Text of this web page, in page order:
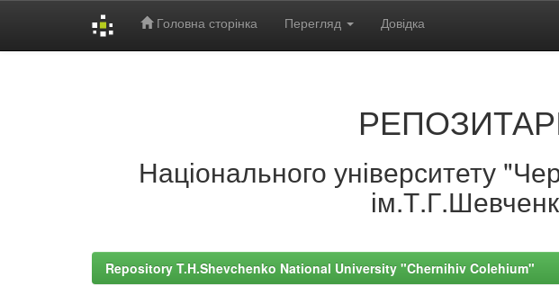
Головна сторінка Перегляд Довідка
Національного університету
Repository T.H.Shevchenko National University "Chernihiv Colehium"